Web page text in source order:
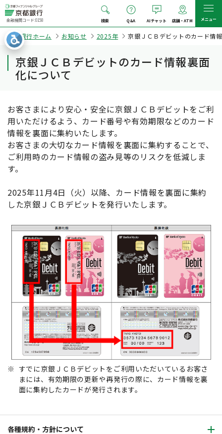
金融機関コード:0158 検索 Q&A AIチャット 店舗・ATM メニュー
京都銀行ホーム お知らせ 2025年 京銀ＪＣＢデビットのカード情
京銀ＪＣＢデビットのカード情報裏面
化について
お客さまにより安心・安全に京銀ＪＣＢデビットをご利
用いただけるよう、カード番号や有効期限などのカード
情報を裏面に集約いたします。
お客さまの大切なカード情報を裏面に集約することで、
ご利用時のカード情報の盗み見等のリスクを低減しま
す。
2025年11月4日（火）以降、カード情報を裏面に集約
した京銀ＪＣＢデビットを発行いたします。
※ すでに京銀ＪＣＢデビットをご利用いただいているお客さ
まには、有効期限の更新や再発行の際に、カード情報を裏
面に集約したカードが発行されます。
各種規約・方針について